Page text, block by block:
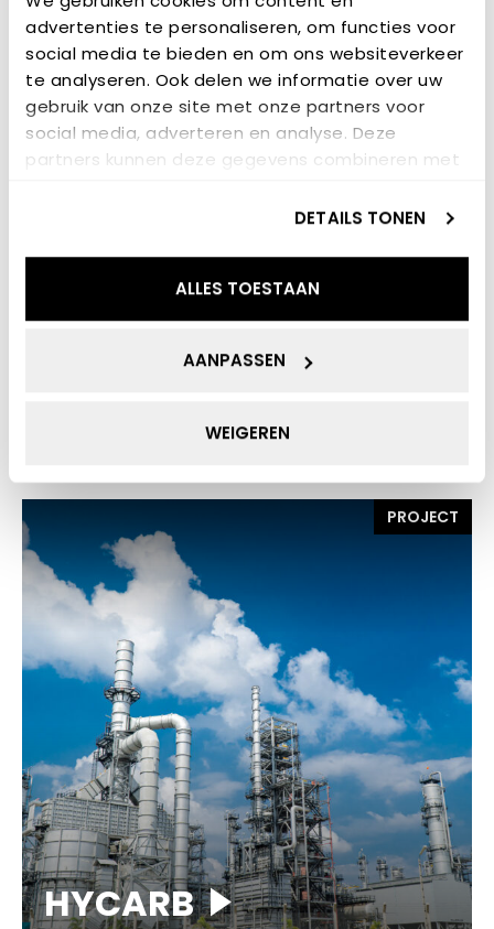
advertenties te personaliseren, om functies voor
social media te bieden en om ons websiteverkeer
te analyseren. Ook delen we informatie over uw
gebruik van onze site met onze partners voor
social media, adverteren en analyse. Deze
partners kunnen deze gegevens combineren met
die ze hebben verzameld op basis van uw gebruik
DETAILS TONEN
ALLES TOESTAAN
AANPASSEN
WEIGEREN
Totaalbudget van het project:€600.000
Budget ENTRANCE:€175.000
Locatie:Nederland
Technisch + Economisch
GERELATEERD
PROJECT
HYCARB